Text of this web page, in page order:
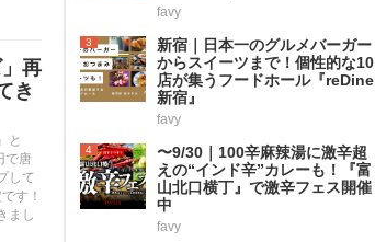
再
き
と
で唐
して
す！
まし
favy
3
新宿｜日本一のグルメバーガー
からスイーツまで！個性的な10
店が集うフードホール『reDine
新宿』
favy
4
〜9/30｜100辛麻辣湯に激辛超
えの“インド辛”カレーも！『富
山北口横丁』で激辛フェス開催
中
favy